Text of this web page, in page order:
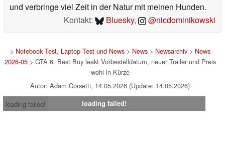
und verbringe viel Zeit in der Natur mit meinen Hunden.
Kontakt:
Bluesky, @nicdominikowski
> Notebook Test, Laptop Test und News> News> Newsarchiv> News
2026-05> GTA 6: Best Buy leakt Vorbestelldatum, neuer Trailer und Preis
wohl in Kürze
Autor: Adam Corsetti, 14.05.2026 (Update: 14.05.2026)
loading failed!
loading failed!